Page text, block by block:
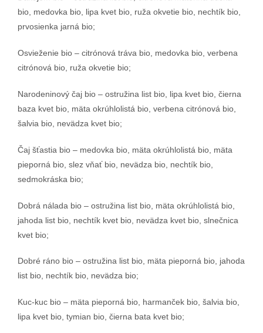
bio, medovka bio, lipa kvet bio, ruža okvetie bio, nechtík bio,
prvosienka jarná bio;
Osvieženie bio – citrónová tráva bio, medovka bio, verbena
citrónová bio, ruža okvetie bio;
Narodeninový čaj bio – ostružina list bio, lipa kvet bio, čierna
baza kvet bio, mäta okrúhlolistá bio, verbena citrónová bio,
šalvia bio, nevädza kvet bio;
Čaj šťastia bio – medovka bio, mäta okrúhlolistá bio, mäta
pieporná bio, slez vňať bio, nevädza bio, nechtík bio,
sedmokráska bio;
Dobrá nálada bio – ostružina list bio, mäta okrúhlolistá bio,
jahoda list bio, nechtík kvet bio, nevädza kvet bio, slnečnica
kvet bio;
Dobré ráno bio – ostružina list bio, mäta pieporná bio, jahoda
list bio, nechtík bio, nevädza bio;
Kuc-kuc bio – mäta pieporná bio, harmanček bio, šalvia bio,
lipa kvet bio, tymian bio, čierna bata kvet bio;